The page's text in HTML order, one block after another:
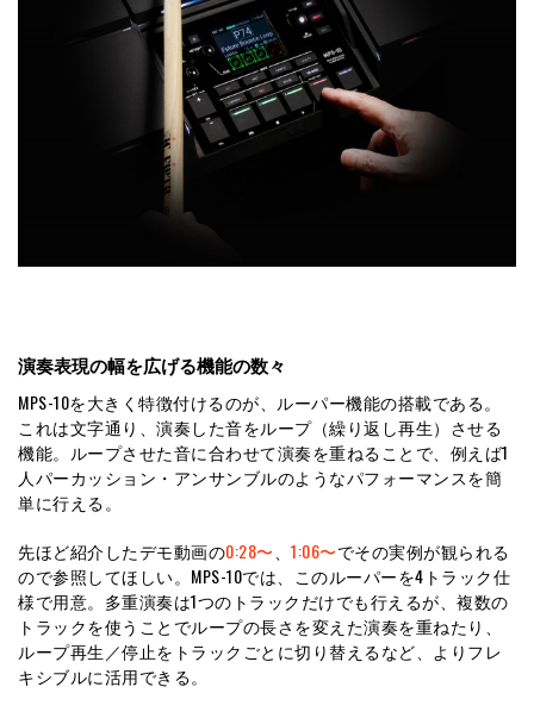
演奏表現の幅を広げる機能の数々
MPS-10を大きく特徴付けるのが、ルーパー機能の搭載である。
これは文字通り、演奏した音をループ（繰り返し再生）させる
機能。ループさせた音に合わせて演奏を重ねることで、例えば1
人パーカッション・アンサンブルのようなパフォーマンスを簡
単に行える。
先ほど紹介したデモ動画の0:28〜 1:06〜でその実例が観られる
ので参照してほしい。MPS-10では、このルーパーを4トラック仕
様で用意。多重演奏は1つのトラックだけでも行えるが、複数の
トラックを使うことでループの長さを変えた演奏を重ねたり、
ループ再生／停止をトラックごとに切り替えるなど、よりフレ
キシブルに活用できる。